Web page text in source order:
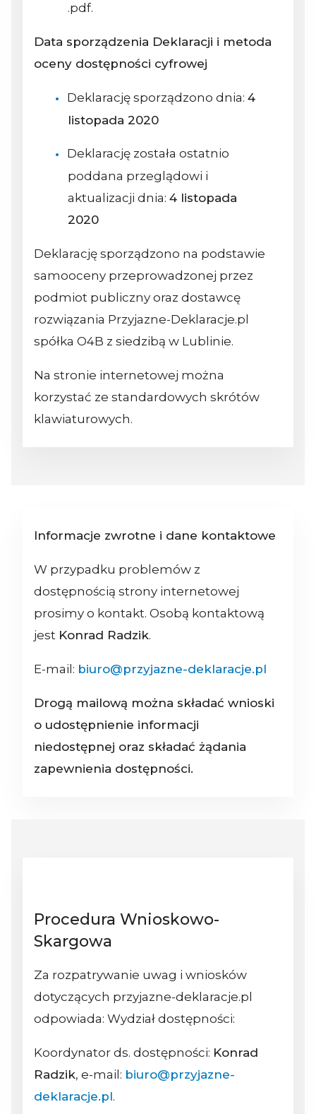
.pdf.
Data sporządzenia Deklaracji i metoda
oceny dostępności cyfrowej
Deklarację sporządzono dnia: 4
listopada 2020
Deklarację została ostatnio
poddana przeglądowi i
aktualizacji dnia: 4 listopada
2020
Deklarację sporządzono na podstawie
samooceny przeprowadzonej przez
podmiot publiczny oraz dostawcę
rozwiązania Przyjazne-Deklaracje.pl
spółka O4B z siedzibą w Lublinie.
Na stronie internetowej można
korzystać ze standardowych skrótów
klawiaturowych.
Informacje zwrotne i dane kontaktowe
W przypadku problemów z
dostępnością strony internetowej
prosimy o kontakt. Osobą kontaktową
jest Konrad Radzik.
E-mail: biuro@przyjazne-deklaracje.pl
Drogą mailową można składać wnioski
o udostępnienie informacji
niedostępnej oraz składać żądania
zapewnienia dostępności.
Procedura Wnioskowo-
Skargowa
Za rozpatrywanie uwag i wniosków
dotyczących przyjazne-deklaracje.pl
odpowiada: Wydział dostępności:
Koordynator ds. dostępności: Konrad
Radzik, e-mail: biuro@przyjazne-
deklaracje.pl.